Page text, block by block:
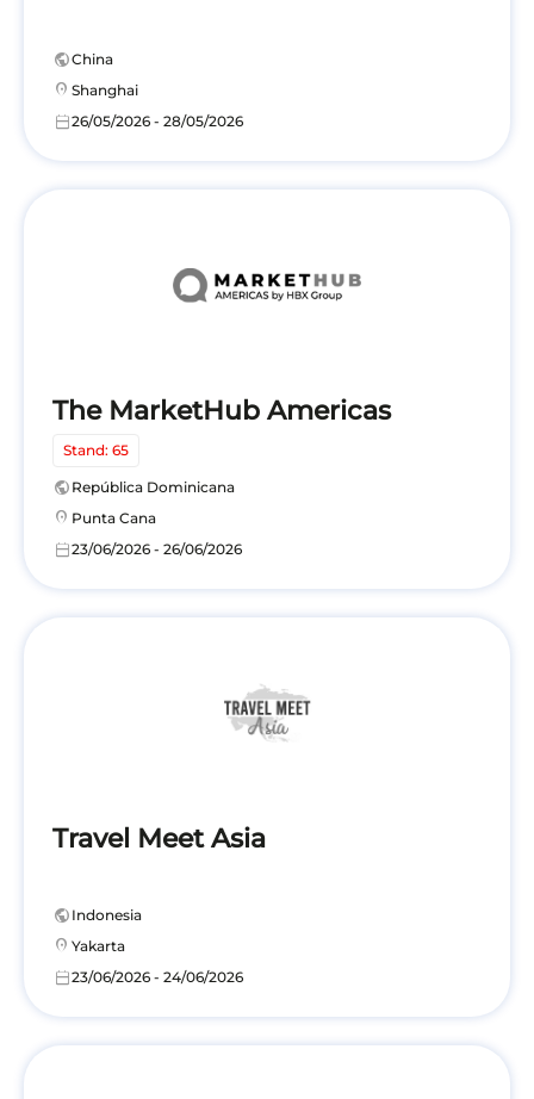
publicChina
location_on Shanghai
calendar_today26/05/2026 - 28/05/2026
The MarketHub Americas
Stand: 65
public República Dominicana
location_on Punta Cana
calendar_today23/06/2026 - 26/06/2026
Travel Meet Asia
public Indonesia
location_on Yakarta
calendar_today23/06/2026 - 24/06/2026